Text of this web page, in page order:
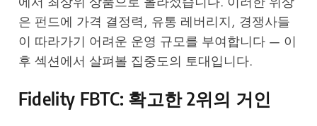
은 펀드에 가격 결정력, 유통 레버리지, 경쟁사들
이 따라가기 어려운 운영 규모를 부여합니다 — 이
후 섹션에서 살펴볼 집중도의 토대입니다.
Fidelity FBTC: 확고한 2위의 거인